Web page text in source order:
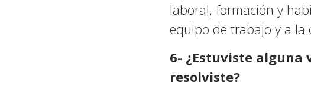
laboral, formación y
equipo de trabajo y a la
6- ¿Estuviste alguna
resolviste?